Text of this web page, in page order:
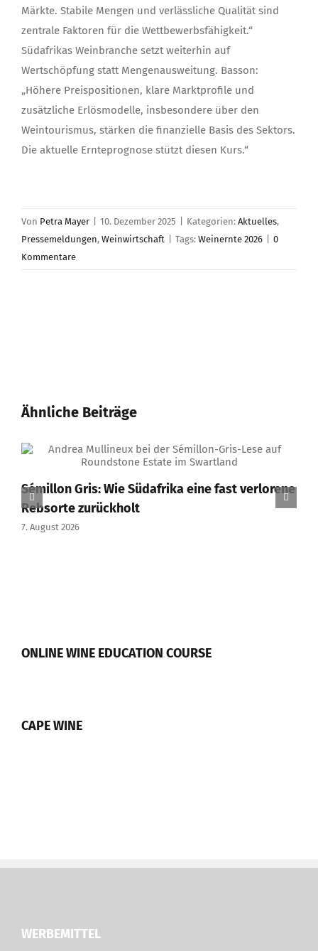
Märkte. Stabile Mengen und verlässliche Qualität sind
zentrale Faktoren für die Wettbewerbsfähigkeit.“
Südafrikas Weinbranche setzt weiterhin auf
Wertschöpfung statt Mengenausweitung. Basson:
„Höhere Preispositionen, klare Marktprofile und
zusätzliche Erlösmodelle, insbesondere über den
Weintourismus, stärken die finanzielle Basis des Sektors.
Die aktuelle Ernteprognose stützt diesen Kurs.“
Von Petra Mayer 10. Dezember 2025 Kategorien: Aktuelles,
Pressemeldungen, Weinwirtschaft Tags: Weinernte 2026
0
Kommentare
Ähnliche Beiträge
Sémillon Gris: Wie Südafrika eine fast verlorene
Rebsorte zurückholt
7. August 2026
ONLINE WINE EDUCATION COURSE
CAPE WINE
WERBEMITTEL